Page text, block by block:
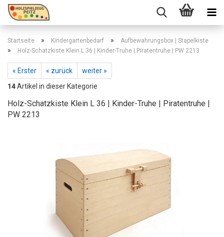
Startseite » Kindergartenbedarf » Aufbewahrungsbox | Stapelkiste
» Holz-Schatzkiste Klein L 36 | Kinder-Truhe | Piratentruhe | PW 2213
« Erster « zurück
weiter »
14Artikel in dieser Kategorie
Holz-Schatzkiste Klein L 36 | Kinder-Truhe | Piratentruhe |
PW 2213